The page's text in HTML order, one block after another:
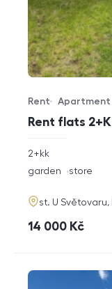
Rent flats
Offer type
Rent
Property type
Apartment
rozměry
disposition
2+kk
funkce
garden store
adresa
st. U Světovaru,
cena
14 000 Kč